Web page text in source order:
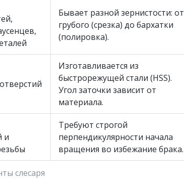
слесаря
Бывает разной зернистости: от
грубого (срезка) до бархатки
(полировка).
Изготавливается из
быстрорежущей стали (HSS).
Угол заточки зависит от
материала.
и
Требуют строгой
перпендикулярности начала
вращения во избежание брака.